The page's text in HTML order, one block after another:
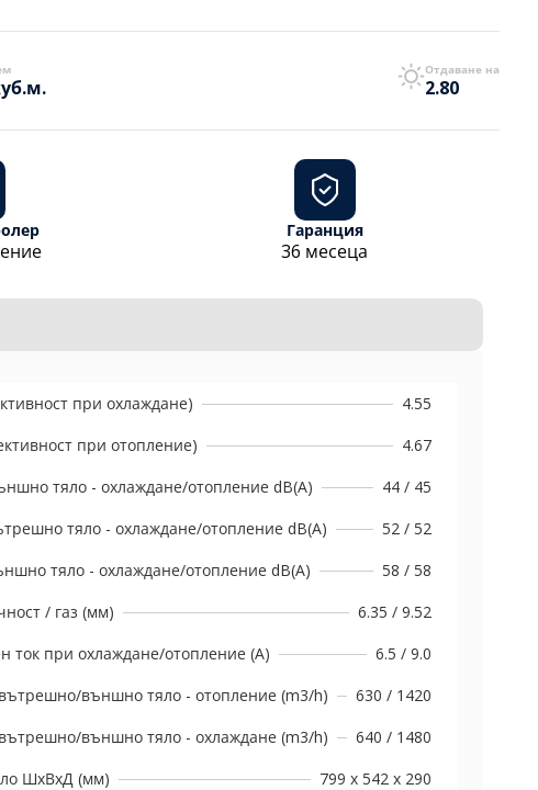
Отдаване на
2.80
Гаранция
36 месеца
при охлаждане)
4.55
при отопление)
4.67
тяло - охлаждане/отопление dB(A)
44 / 45
тяло - охлаждане/отопление dB(A)
52 / 52
тяло - охлаждане/отопление dB(A)
58 / 58
/ газ (мм)
6.35 / 9.52
ток при охлаждане/отопление (A)
6.5 / 9.0
външно тяло - отопление (m3/h)
630 / 1420
външно тяло - охлаждане (m3/h)
640 / 1480
ШxВxД (мм)
799 x 542 x 290